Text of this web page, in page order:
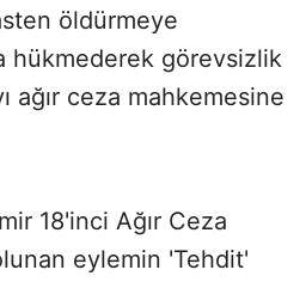
öldürmeye
hükmederek görevsizlik
ağır ceza mahkemesine
18'inci Ağır Ceza
eylemin 'Tehdit'